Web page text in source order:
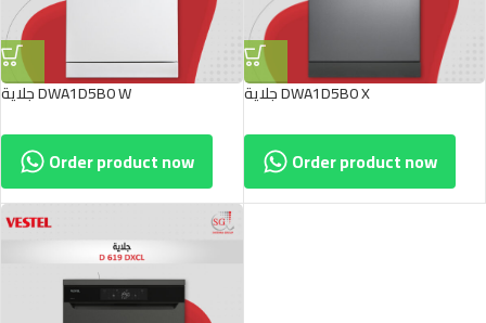
جلاية DWA1D5B0 W
Order product now
جلاية DWA1D5B0 X
Order product now